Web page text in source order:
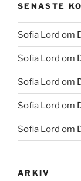
SENASTE
Sofia Lord om
Sofia Lord om
Sofia Lord om
Sofia Lord om
Sofia Lord om
ARKIV